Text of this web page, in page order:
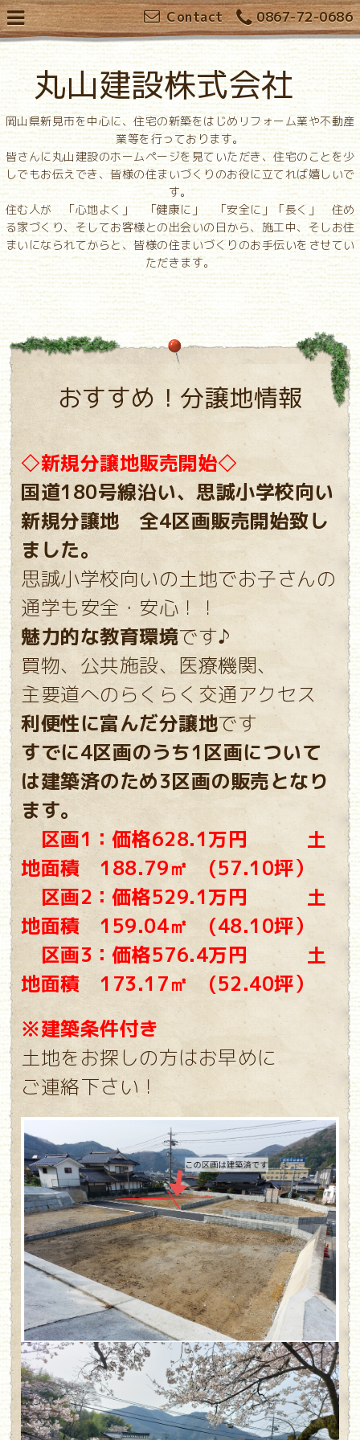
0867-72-0686
Contact
丸山建設株式会社
岡山県新見市を中心に、住宅の新築をはじめリフォーム業や不動産
業等を行っております。
皆さんに丸山建設のホームページを見ていただき、住宅のことを少
しでもお伝えでき、皆様の住まいづくりのお役に立てれば嬉しいで
す。
住む人が 「心地よく」 「健康に」 「安全に」「長く」 住め
る家づくり、そしてお客様との出会いの日から、施工中、そしお住
まいになられてからと、皆様の住まいづくりのお手伝いをさせてい
ただきます。
おすすめ！分譲地情報
◇新規分譲地販売開始◇
国道180号線沿い、思誠小学校向い
新規分譲地 全4区画販売開始致し
ました。
思誠小学校向いの土地でお子さんの
通学も安全・安心！！
魅力的な教育環境です♪
買物、公共施設、医療機関、
主要道へのらくらく交通アクセス
利便性に富んだ分譲地です
すでに4区画のうち1区画について
は建築済のため3区画の販売となり
ます。
区画1：価格628.1万円 土
地面積 188.79㎡ (57.10坪）
区画2：価格529.1万円 土
地面積 159.04㎡ (48.10坪）
区画3：価格576.4万円 土
地面積 173.17㎡ (52.40坪）
※建築条件付き
土地をお探しの方はお早めに
ご連絡下さい！